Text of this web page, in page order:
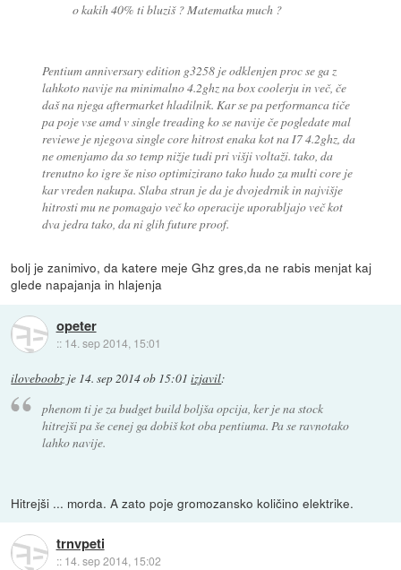
o kakih 40% ti bluziš ? Matematka much ?
Pentium anniversary edition g3258 je odklenjen proc se ga z
lahkoto navije na minimalno 4.2ghz na box coolerju in več, če
daš na njega aftermarket hladilnik. Kar se pa performanca tiče
pa poje vse amd v single treading ko se navije če pogledate mal
reviewe je njegova single core hitrost enaka kot na I7 4.2ghz, da
ne omenjamo da so temp nižje tudi pri višji voltaži. tako, da
trenutno ko igre še niso optimizirano tako hudo za multi core je
kar vreden nakupa. Slaba stran je da je dvojedrnik in najvišje
hitrosti mu ne pomagajo več ko operacije uporabljajo več kot
dva jedra tako, da ni glih future proof.
bolj je zanimivo, da katere meje Ghz gres,da ne rabis menjat kaj
glede napajanja in hlajenja
opeter
:: 14. sep 2014, 15:01
iloveboobz je 14. sep 2014 ob 15:01 izjavil:
phenom ti je za budget build boljša opcija, ker je na stock
hitrejši pa še cenej ga dobiš kot oba pentiuma. Pa se ravnotako
lahko navije.
Hitrejši ... morda. A zato poje gromozansko količino elektrike.
trnvpeti
:: 14. sep 2014, 15:02